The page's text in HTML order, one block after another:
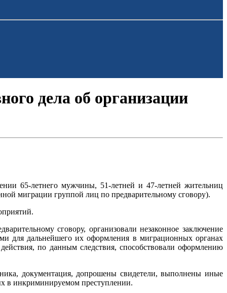
дела об организации
65-летнего мужчины, 51-летней и 47-летней жительниц
миграции группой лиц по предварительному сговору).
сговору, организовали незаконное заключение
для дальнейшего их оформления в миграционных органах
по данным следствия, способствовали оформлению
документация, допрошены свидетели, выполнены иные
в инкриминируемом преступлении.